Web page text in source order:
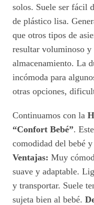
solos. Suele ser fácil
de plástico lisa.
que otros tipos de
resultar voluminoso y
almacenamiento. La
incómoda para
otras opciones,
Continuamos con la
“Confort Bebé”.
comodidad del bebé
Ventajas: Muy
suave y adaptable.
y transportar. Suele
sujeta bien al bebé.